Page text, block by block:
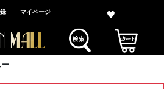
マイページ